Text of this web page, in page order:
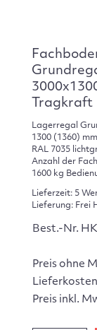
Tragkraft
Lagerregal
1300 (1360)
RAL 7035
Anzahl der
1600 kg
Lieferzeit: 5
Lieferung: Frei
Best.-Nr.
Preis ohne
Preis inkl.